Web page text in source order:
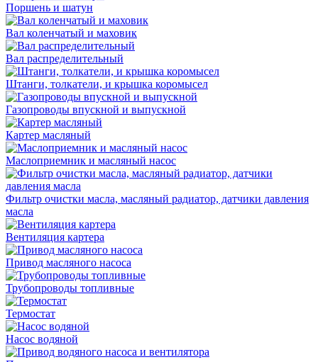
Поршень и шатун
Вал коленчатый и маховик
Вал распределительный
Штанги, толкатели, и крышка коромысел
Газопроводы впускной и выпускной
Картер масляный
Маслоприемник и масляный насос
Фильтр очистки масла, масляный радиатор, датчики давления
масла
Вентиляция картера
Привод масляного насоса
Трубопроводы топливные
Термостат
Насос водяной